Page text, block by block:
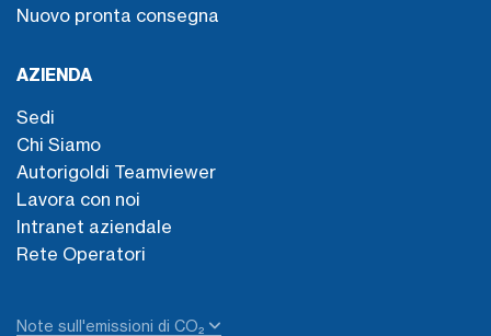
Nuovo pronta consegna
AZIENDA
Sedi
Chi Siamo
Autorigoldi Teamviewer
Lavora con noi
Intranet aziendale
Rete Operatori
Note sull'emissioni di CO₂